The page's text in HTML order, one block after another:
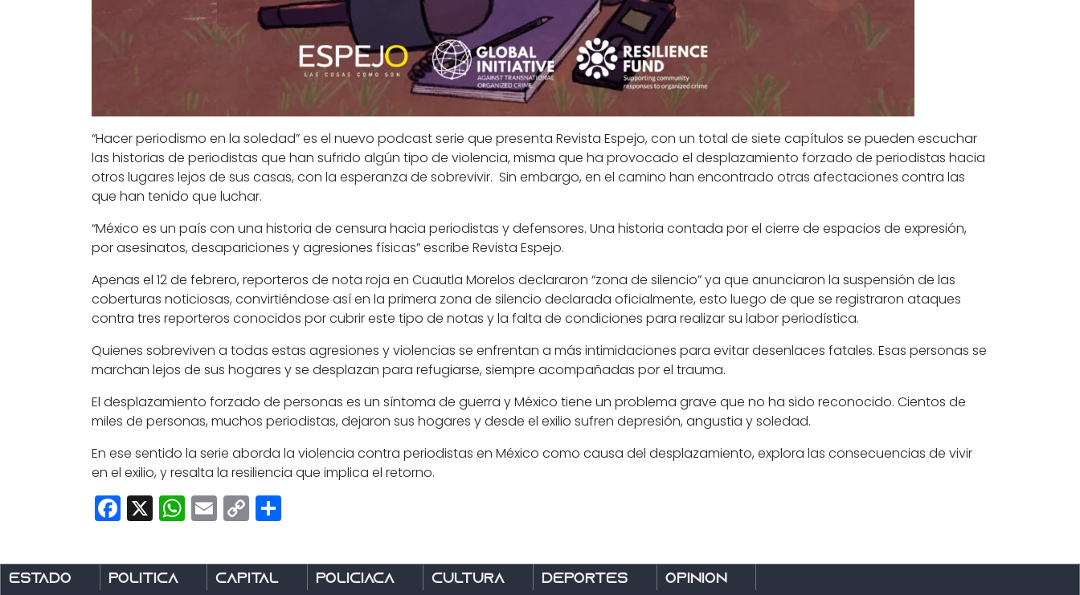
“Hacer periodismo en la soledad”es el nuevo podcast serie que presenta Revista Espejo, con un total de siete capítulos se pueden escuchar
las historias de periodistas que han sufrido algún tipo de violencia, misma que ha provocado el desplazamiento forzado de periodistas hacia
otros lugares lejos de sus casas, con la esperanza de sobrevivir. Sin embargo, en el camino han encontrado otras afectaciones contra las
que han tenido que luchar.
“México es un país con una historia de censura hacia periodistas y defensores. Una historia contada por el cierre de espacios de expresión,
por asesinatos, desapariciones y agresiones físicas” escribe Revista Espejo.
Apenas el 12 de febrero, reporteros de nota roja en Cuautla Morelos declararon “zona de silencio”ya que anunciaron la suspensión de las
coberturas noticiosas, convirtiéndose asíen la primera zona de silencio declarada oficialmente, esto luego de que se registraron ataques
contra tres reporteros conocidos por cubrir este tipo de notas yla falta de condiciones para realizar su labor periodística.
Quienes sobreviven a todas estas agresiones y violencias se enfrentan a más intimidaciones para evitar desenlaces fatales. Esas personas se
marchan lejos de sus hogares y se desplazan para refugiarse, siempre acompañadas por el trauma.
El desplazamiento forzado de personas es un síntoma de guerra y México tiene un problema grave que no ha sido reconocido. Cientos de
miles de personas, muchos periodistas, dejaron sus hogares y desde el exilio sufren depresión, angustia y soledad.
En ese sentido la serie aborda la violencia contra periodistas en México como causa del desplazamiento, explora las consecuencias de vivir
en el exilio, y resalta la resiliencia que implica el retorno.
Facebook
X WhatsApp
Email
Copy
Link
Estado Política Capital Policíaca Cultura Deportes Opinión